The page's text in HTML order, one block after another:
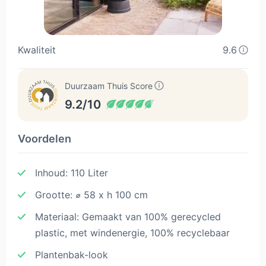
Kwaliteit 9.6
Duurzaam Thuis Score
9.2/10
Voordelen
Inhoud: 110 Liter
Grootte: ⌀ 58 x h 100 cm
Materiaal: Gemaakt van 100% gerecycled
plastic, met windenergie, 100% recyclebaar
Plantenbak-look